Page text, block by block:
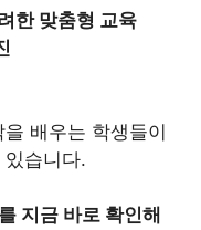
한 맞춤형 교육
배우는 학생들이
습니다.
지금 바로 확인해